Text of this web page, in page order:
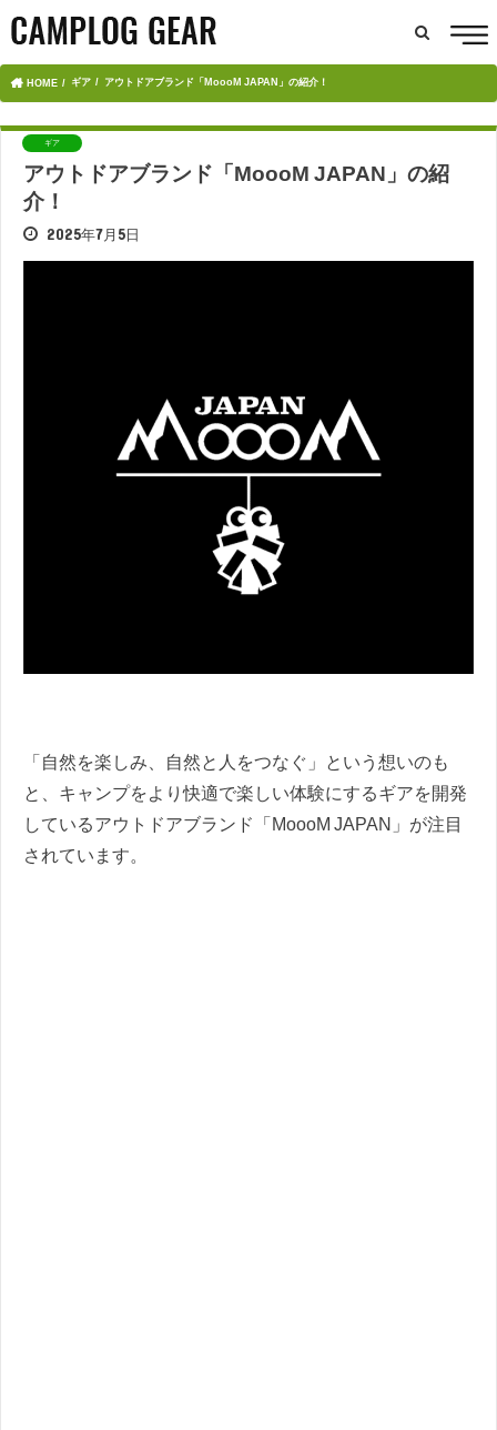
HOME ギア アウトドアブランド「MoooM JAPAN」の紹介！
ギア
アウトドアブランド「MoooM JAPAN」の紹
介！
2025年7月5日
「自然を楽しみ、自然と人をつなぐ」という想いのも
と、キャンプをより快適で楽しい体験にするギアを開発
しているアウトドアブランド「MoooM JAPAN」が注目
されています。